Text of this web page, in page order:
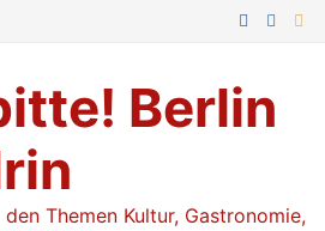
Berlin
Themen Kultur, Gastronomie,